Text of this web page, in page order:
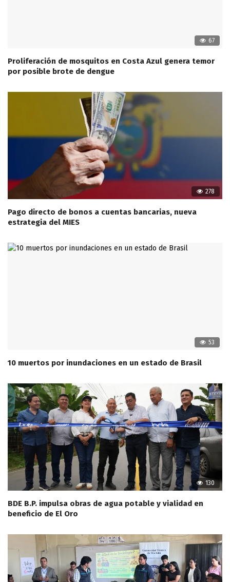
67
Proliferación de mosquitos en Costa Azul genera temor
por posible brote de dengue
278
Pago directo de bonos a cuentas bancarias, nueva
estrategia del MIES
53
10 muertos por inundaciones en un estado de Brasil
130
BDE B.P. impulsa obras de agua potable y vialidad en
beneficio de El Oro